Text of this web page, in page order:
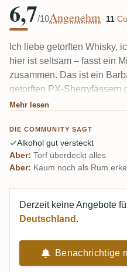
6,7/10Angenehm · 11
Ich liebe getorften Whisky,
hier ist seltsam – fasst ein
zusammen. Das ist ein
getorften PX-Sherryfässern
dominiert: Rauch, Teer und
65,8 % ist der Alkohol
echter Spalter.
Mehr lesen
DIE COMMUNITY SAGT
Alkohol gut versteckt
Aber: Torf überdeckt alles
Aber: Kaum noch als Rum
Derzeit keine Angebote
Deutschland .
Benachrichtige